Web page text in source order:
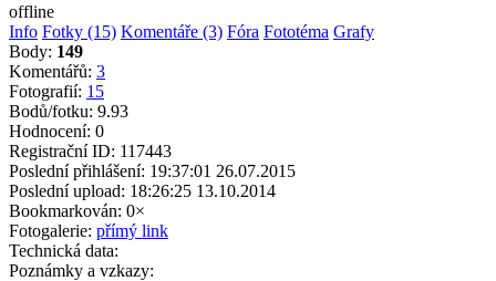
offline
Info Fotky (15) Komentáře (3) Fóra Fototéma Grafy
Body: 149
Komentářů: 3
Fotografií: 15
Bodů/fotku: 9.93
Hodnocení: 0
Registrační ID: 117443
Poslední přihlášení: 19:37:01 26.07.2015
Poslední upload: 18:26:25 13.10.2014
Bookmarkován: 0×
Fotogalerie: přímý link
Technická data:
Poznámky a vzkazy: